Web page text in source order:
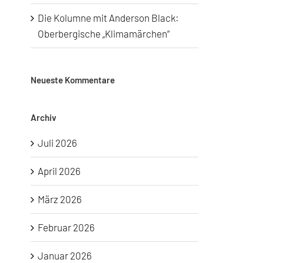
Die Kolumne mit Anderson Black:
Oberbergische „Klimamärchen“
Neueste Kommentare
Archiv
Juli 2026
April 2026
März 2026
Februar 2026
Januar 2026